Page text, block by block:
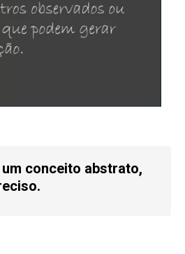
conceito abstrato,